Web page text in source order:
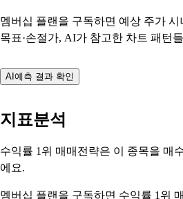
멤버십 플랜을 구독하면 예상 주가
목표·손절가, AI가 참고한 차트 패턴
AI예측 결과 확인
지표분석
수익률 1위 매매전략은 이 종목을 매
에요.
멤버십 플랜을 구독하면 수익률 1위